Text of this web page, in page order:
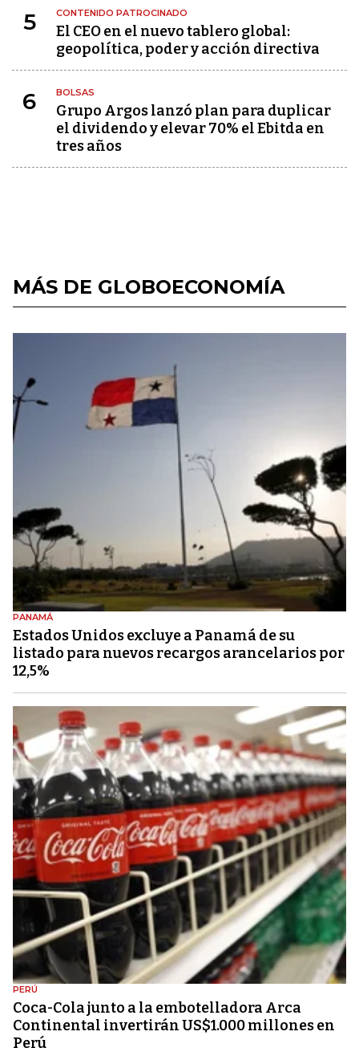
5 CONTENIDO PATROCINADO
El CEO en el nuevo tablero global:
geopolítica, poder y acción directiva
6 BOLSAS
Grupo Argos lanzó plan para duplicar
el dividendo y elevar 70% el Ebitda en
tres años
MÁS DE GLOBOECONOMÍA
PANAMÁ
Estados Unidos excluye a Panamá de su
listado para nuevos recargos arancelarios por
12,5%
PERÚ
Coca-Cola junto a la embotelladora Arca
Continental invertirán US$1.000 millones en
Perú